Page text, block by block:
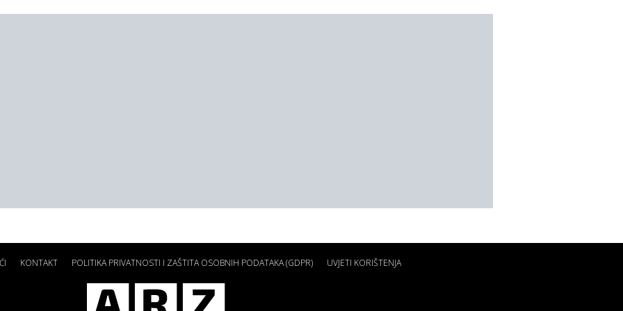
KONTAKT POLITIKA PRIVATNOSTI I ZAŠTITA OSOBNIH PODATAKA (GDPR) UVJETI KORIŠTENJA